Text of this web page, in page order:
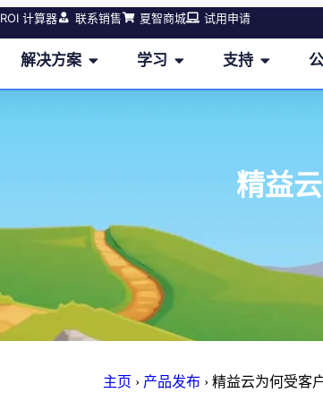
ROI 计算器 联系销售 夏智商城 试用申请
解决方案 学习 支持
精益
主页 › 产品发布 ›精益云为何受客